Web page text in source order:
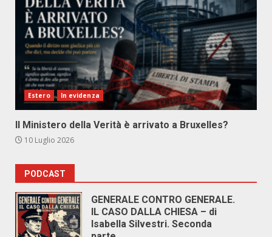
Estero In evidenza
Il Ministero della Verità è arrivato a Bruxelles?
10 Luglio 2026
PODCAST
GENERALE CONTRO GENERALE.
IL CASO DALLA CHIESA – di
Isabella Silvestri. Seconda